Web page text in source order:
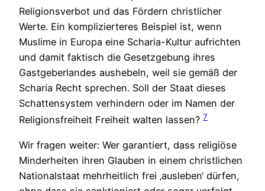
Religionsverbot und das Fördern christlicher
Werte. Ein komplizierteres Beispiel ist, wenn
Muslime in Europa eine Scharia-Kultur aufrichten
und damit faktisch die Gesetzgebung ihres
Gastgeberlandes aushebeln, weil sie gemäß der
Scharia Recht sprechen. Soll der Staat dieses
Schattensystem verhindern oder im Namen der
Religionsfreiheit Freiheit walten lassen? 7
Wir fragen weiter: Wer garantiert, dass religiöse
Minderheiten ihren Glauben in einem christlichen
Nationalstaat mehrheitlich frei ‚ausleben‘ dürfen,